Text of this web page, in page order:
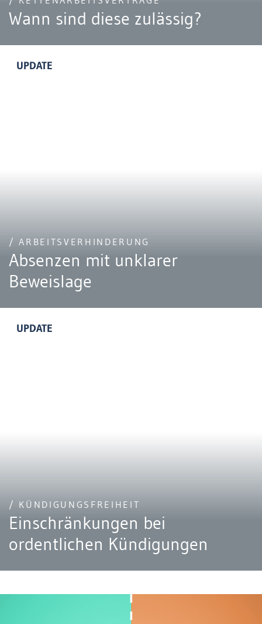
Wann sind diese zulässig?
UPDATE
/ ARBEITSVERHINDERUNG
Absenzen mit unklarer
Beweislage
UPDATE
/ KÜNDIGUNGSFREIHEIT
Einschränkungen bei
ordentlichen Kündigungen